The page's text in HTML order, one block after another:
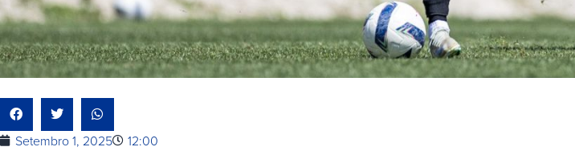
Setembro 1, 2025 12:00